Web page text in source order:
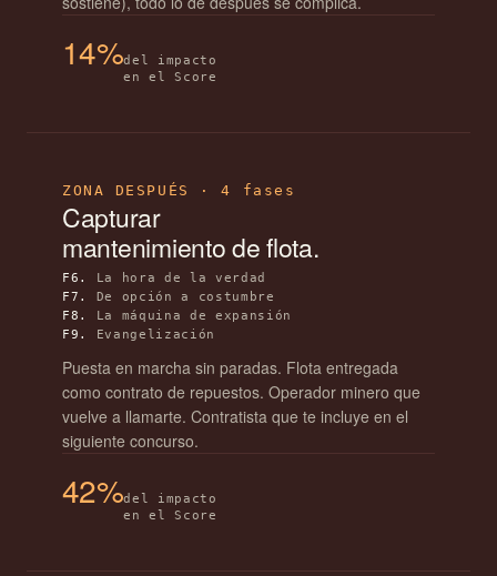
14%del impacto
en el Score
ZONA DESPUÉS · 4 fases
Capturar
mantenimiento de flota.
F6.
La hora de la verdad
F7.
De opción a costumbre
F8.
La máquina de expansión
F9.
Evangelización
Puesta en marcha sin paradas. Flota entregada
como contrato de repuestos. Operador minero que
vuelve a llamarte. Contratista que te incluye en el
siguiente concurso.
42%del impacto
en el Score